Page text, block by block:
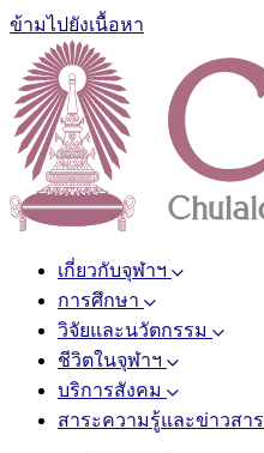
ข้ามไปยังเนื้อหา
เกี่ยวกับจุฬาฯ
การศึกษา
วิจัยและนวัตกรรม
ชีวิตในจุฬาฯ
บริการสังคม
สาระความรู้และข่าวสาร